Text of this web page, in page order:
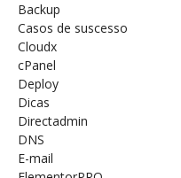
Backup
Casos de suscesso
Cloudx
cPanel
Deploy
Dicas
Directadmin
DNS
E-mail